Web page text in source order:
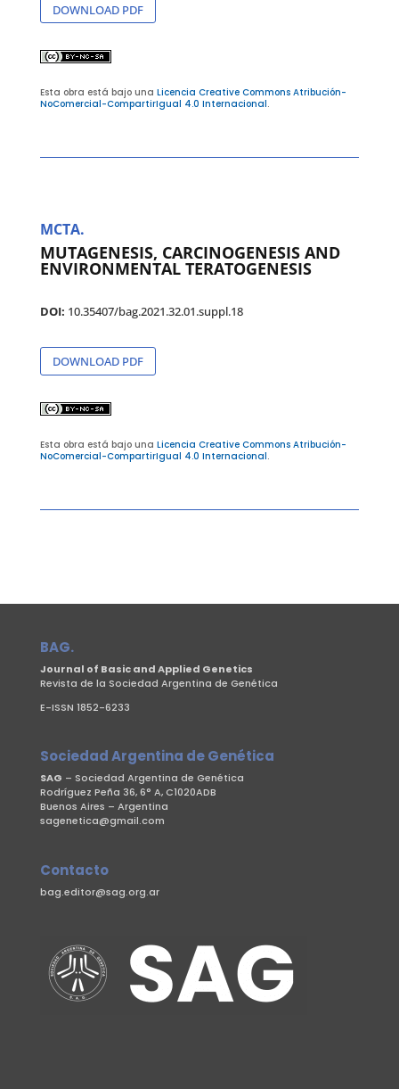
DOWNLOAD PDF
Esta obra está bajo una Licencia Creative Commons Atribución-
NoComercial-CompartirIgual 4.0 Internacional.
MCTA.
MUTAGENESIS, CARCINOGENESIS AND
ENVIRONMENTAL TERATOGENESIS
DOI: 10.35407/bag.2021.32.01.suppl.18
DOWNLOAD PDF
Esta obra está bajo una Licencia Creative Commons Atribución-
NoComercial-CompartirIgual 4.0 Internacional.
BAG.
Journal of Basic and Applied Genetics
Revista de la Sociedad Argentina de Genética
E-ISSN 1852-6233
Sociedad Argentina de Genética
SAG – Sociedad Argentina de Genética
Rodríguez Peña 36, 6° A, C1020ADB
Buenos Aires – Argentina
sagenetica@gmail.com
Contacto
bag.editor@sag.org.ar